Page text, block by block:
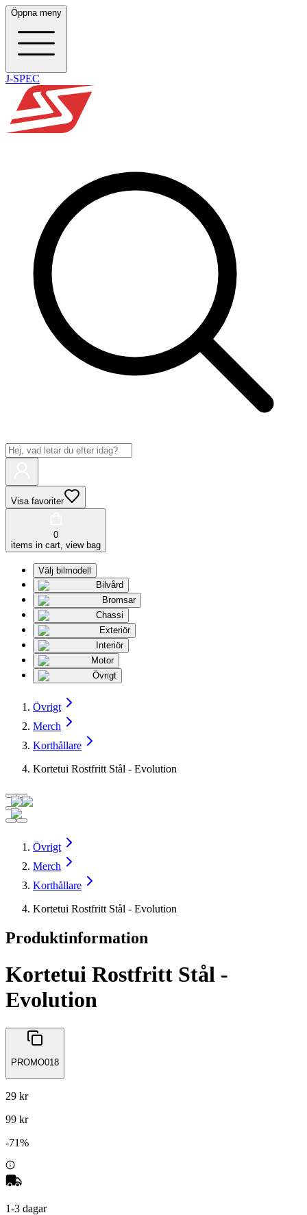
Öppna meny
J-SPEC
Visa favoriter
0
items in cart, view bag
Välj bilmodell
Bilvård
Bromsar
Chassi
Exteriör
Interiör
Motor
Övrigt
Övrigt
Merch
Korthållare
Kortetui Rostfritt Stål - Evolution
Övrigt
Merch
Korthållare
Kortetui Rostfritt Stål - Evolution
Produktinformation
Kortetui Rostfritt Stål -
Evolution
PROMO018
29 kr
99 kr
-71%
1-3 dagar